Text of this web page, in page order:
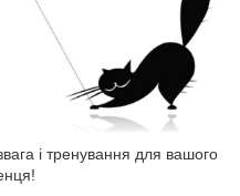
і тренування для вашого